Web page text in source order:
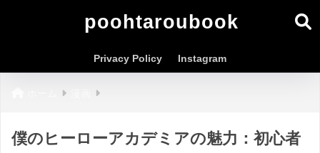
poohtaroubook
Privacy Policy Instagram
僕のヒーローアカデミアの魅力：初心者